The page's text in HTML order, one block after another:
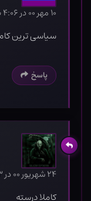
۱۰ مهر ۰۰ در ۴:۰۶ ب٫ظ
سیاسی ترین
پاسخ
۲۴ شهریور ۰۰ در ۷:۴۳ ب٫ظ
کاملا درسته